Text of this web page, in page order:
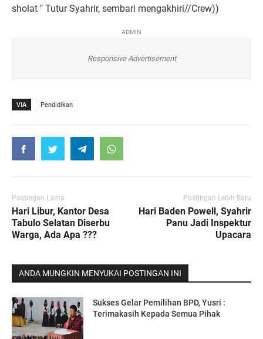
sholat " Tutur Syahrir, sembari mengakhiri//Crew))
ADMIN
Responsive Advertisement
VIA Pendidikan
Postingan Lama
Hari Libur, Kantor Desa
Tabulo Selatan Diserbu
Warga, Ada Apa ???
Postingan Lebih Baru
Hari Baden Powell, Syahrir
Panu Jadi Inspektur
Upacara
ANDA MUNGKIN MENYUKAI POSTINGAN INI
Sukses Gelar Pemilihan BPD, Yusri :
Terimakasih Kepada Semua Pihak